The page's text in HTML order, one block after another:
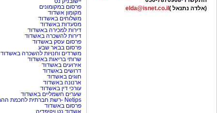
(אלדה נתנאל ) elda@isnet.co.il
פרסום במקומונים
מקומון אשדוד
משלוחים באשדוד
מסעדות באשדוד
דירות למכירה באשדוד
דירות להשכרה באשדוד
פרסום עסק באשדוד
פרסום בבאר שבע
משרדים וחנויות להשכרה באשדוד
שרותי בריאות באשדוד
אירועים באשדוד
דרושים באשדוד
חוגים באשדוד
ארנונה באשדוד
עורכי דין באשדוד
שערים חשמליים באשדוד
Netips -רשת חברתית לחכמת ההמונים
פרסום באשדוד
אשדוד נט ויקיפדיה